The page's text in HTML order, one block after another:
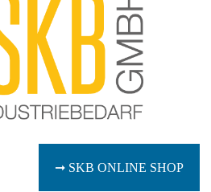
➞ SKB ONLINE SHOP